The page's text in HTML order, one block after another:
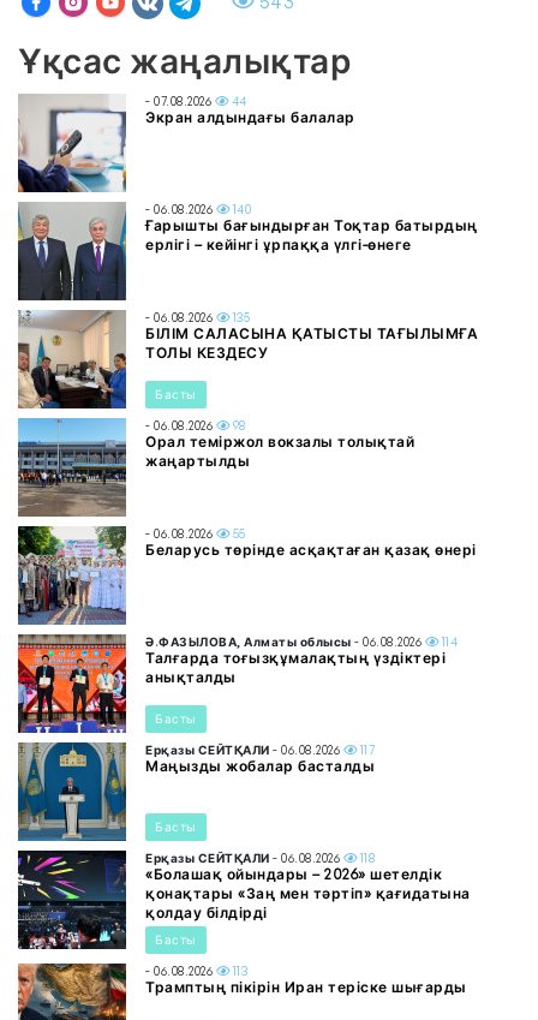
Ұқсас жаңалықтар
- 07.08.2026 44
Экран алдындағы балалар
- 06.08.2026 140
Ғарышты бағындырған Тоқтар батырдың
ерлігі – кейінгі ұрпаққа үлгі-өнеге
- 06.08.2026 135
БІЛІМ САЛАСЫНА ҚАТЫСТЫ ТАҒЫЛЫМҒА
ТОЛЫ КЕЗДЕСУ
Басты
- 06.08.2026 98
Орал теміржол вокзалы толықтай
жаңартылды
- 06.08.2026 55
Беларусь төрінде асқақтаған қазақ өнері
Ә.ФАЗЫЛОВА, Алматы облысы - 06.08.2026 114
Талғарда тоғызқұмалақтың үздіктері
анықталды
Басты
Ерқазы СЕЙТҚАЛИ - 06.08.2026 117
Маңызды жобалар басталды
Басты
Ерқазы СЕЙТҚАЛИ - 06.08.2026 118
«Болашақ ойындары – 2026» шетелдік
қонақтары «Заң мен тәртіп» қағидатына
қолдау білдірді
Басты
- 06.08.2026 113
Трамптың пікірін Иран теріске шығарды